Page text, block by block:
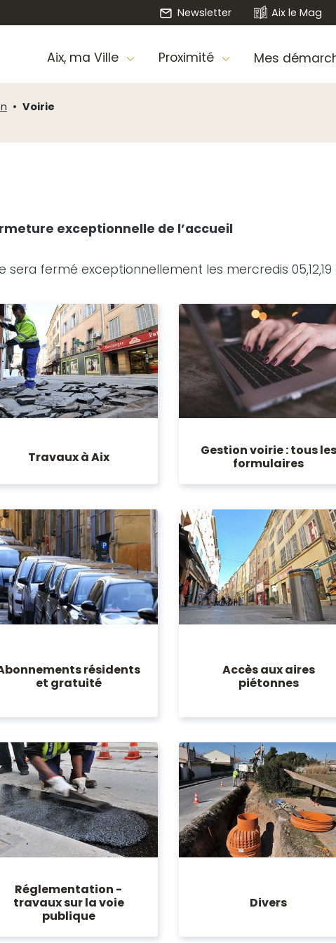
Newsletter Aix le Mag
Aix, ma Ville Proximité Mes
Voirie
exceptionnelle de l’accueil
sera fermé exceptionnellement les mercredis
Travaux à Aix
Gestion voirie : tous les
formulaires
résidents
et gratuité
Accès aux aires
piétonnes
Réglementation -
travaux sur la voie
publique
Divers